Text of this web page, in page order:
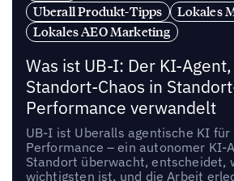
Uberall Produkt-Tipps
Lokales
Lokales AEO Marketing
Was ist UB-I: Der KI-
Standort-Chaos in
Performance verwandelt
UB-I ist Uberalls agentische KI für
Performance – ein autonomer KI-
Standort überwacht, entscheidet,
wichtigsten ist, und die Arbeit